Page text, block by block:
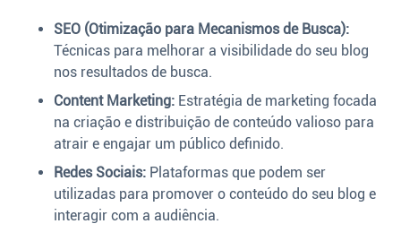
SEO (Otimização para Mecanismos de Busca):
Técnicas para melhorar a visibilidade do seu blog
nos resultados de busca.
Content Marketing: Estratégia de marketing focada
na criação e distribuição de conteúdo valioso para
atrair e engajar um público definido.
Redes Sociais: Plataformas que podem ser
utilizadas para promover o conteúdo do seu blog e
interagir com a audiência.